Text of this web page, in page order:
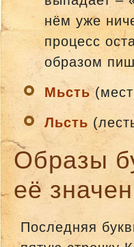
нём уже
процесс
образом
Мьсть
Льсть
Образы
её
Последняя